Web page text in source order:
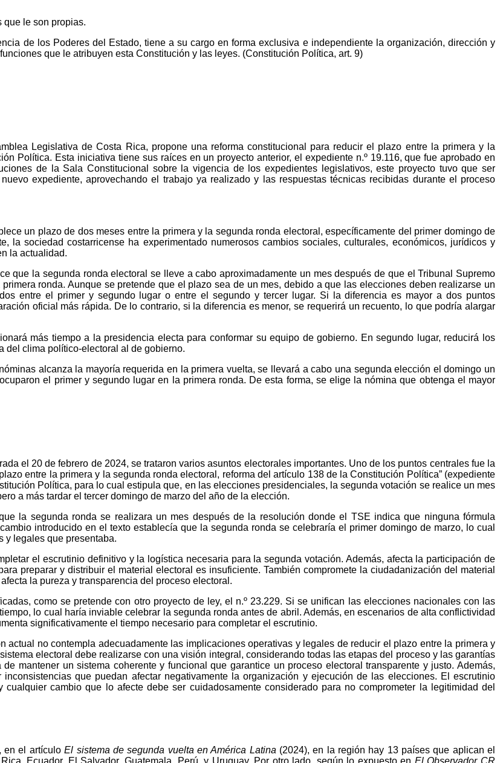
que le son propias.
de los Poderes del Estado, tiene a su cargo en forma exclusiva e independiente la organización, dirección y
que le atribuyen esta Constitución y las leyes. (Constitución Política, art. 9)
Legislativa de Costa Rica, propone una reforma constitucional para reducir el plazo entre la primera y la
Política. Esta iniciativa tiene sus raíces en un proyecto anterior, el expediente n.º 19.116, que fue aprobado en
de la Sala Constitucional sobre la vigencia de los expedientes legislativos, este proyecto tuvo que ser
expediente, aprovechando el trabajo ya realizado y las respuestas técnicas recibidas durante el proceso
un plazo de dos meses entre la primera y la segunda ronda electoral, específicamente del primer domingo de
sociedad costarricense ha experimentado numerosos cambios sociales, culturales, económicos, jurídicos y
la actualidad.
que la segunda ronda electoral se lleve a cabo aproximadamente un mes después de que el Tribunal Supremo
ronda. Aunque se pretende que el plazo sea de un mes, debido a que las elecciones deben realizarse un
entre el primer y segundo lugar o entre el segundo y tercer lugar. Si la diferencia es mayor a dos puntos
oficial más rápida. De lo contrario, si la diferencia es menor, se requerirá un recuento, lo que podría alargar
más tiempo a la presidencia electa para conformar su equipo de gobierno. En segundo lugar, reducirá los
del clima político-electoral al de gobierno.
alcanza la mayoría requerida en la primera vuelta, se llevará a cabo una segunda elección el domingo un
el primer y segundo lugar en la primera ronda. De esta forma, se elige la nómina que obtenga el mayor
el 20 de febrero de 2024, se trataron varios asuntos electorales importantes. Uno de los puntos centrales fue la
entre la primera y la segunda ronda electoral, reforma del artículo 138 de la Constitución Política” (expediente
Política, para lo cual estipula que, en las elecciones presidenciales, la segunda votación se realice un mes
a más tardar el tercer domingo de marzo del año de la elección.
la segunda ronda se realizara un mes después de la resolución donde el TSE indica que ninguna fórmula
introducido en el texto establecía que la segunda ronda se celebraría el primer domingo de marzo, lo cual
y legales que presentaba.
el escrutinio definitivo y la logística necesaria para la segunda votación. Además, afecta la participación de
preparar y distribuir el material electoral es insuficiente. También compromete la ciudadanización del material
la pureza y transparencia del proceso electoral.
como se pretende con otro proyecto de ley, el n.º 23.229. Si se unifican las elecciones nacionales con las
lo cual haría inviable celebrar la segunda ronda antes de abril. Además, en escenarios de alta conflictividad
significativamente el tiempo necesario para completar el escrutinio.
no contempla adecuadamente las implicaciones operativas y legales de reducir el plazo entre la primera y
electoral debe realizarse con una visión integral, considerando todas las etapas del proceso y las garantías
mantener un sistema coherente y funcional que garantice un proceso electoral transparente y justo. Además,
que puedan afectar negativamente la organización y ejecución de las elecciones. El escrutinio
cambio que lo afecte debe ser cuidadosamente considerado para no comprometer la legitimidad del
en el artículoEl sistema de segunda vuelta en América Latina (2024), en la región hay 13 países que aplican el